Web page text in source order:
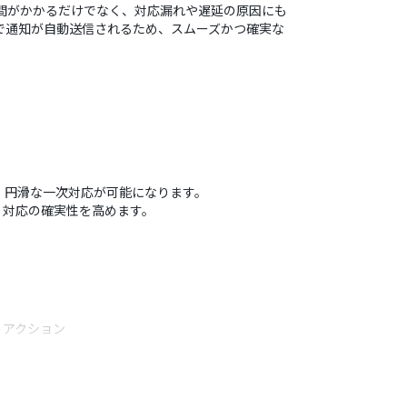
かかるだけでなく、対応漏れや遅延の原因にも
知が自動送信されるため、スムーズかつ確実な
滑な一次対応が可能になります。
応の確実性を高めます。
クション